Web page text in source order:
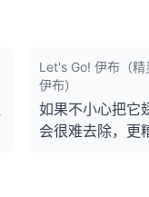
Let's Go! 伊布（
伊布）
如果不小心把它
会很难去除，更